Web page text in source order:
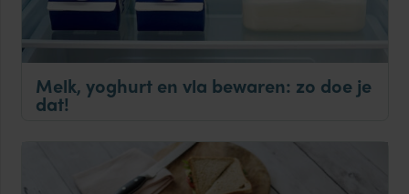
Melk, yoghurt en vla bewaren: zo doe je
dat!